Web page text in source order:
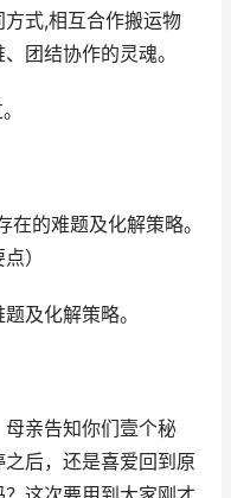
式,相互合作搬运物
团结协作的灵魂。
的难题及化解策略。
）
及化解策略。
亲告知你们壹个秘
后，还是喜爱回到原